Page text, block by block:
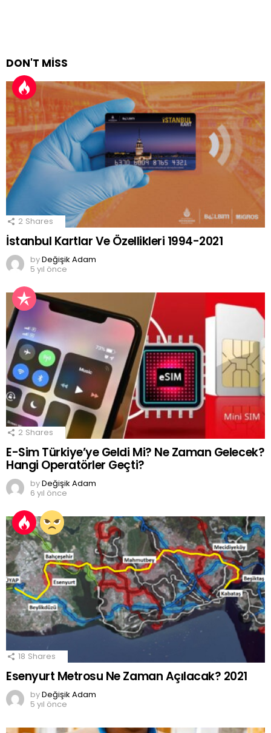
DON'T MISS
2 Shares
İstanbul Kartlar Ve Özellikleri 1994-2021
byDeğişik Adam
5 yıl önce
2 Shares
E-Sim Türkiye’ye Geldi Mi? Ne Zaman Gelecek?
Hangi Operatörler Geçti?
byDeğişik Adam
6 yıl önce
18 Shares
Esenyurt Metrosu Ne Zaman Açılacak? 2021
byDeğişik Adam
5 yıl önce